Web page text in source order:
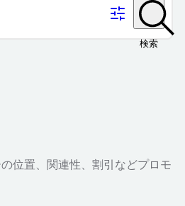
検索
位置、関連性、割引などプロモ